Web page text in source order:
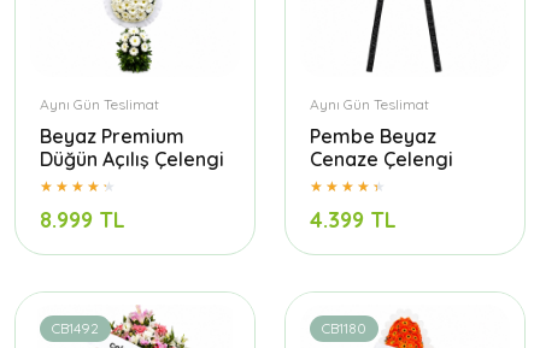
Aynı Gün Teslimat
Beyaz Premium
Düğün Açılış Çelengi
8.999 TL
Aynı Gün Teslimat
Pembe Beyaz
Cenaze Çelengi
4.399 TL
CB1492 CB1180